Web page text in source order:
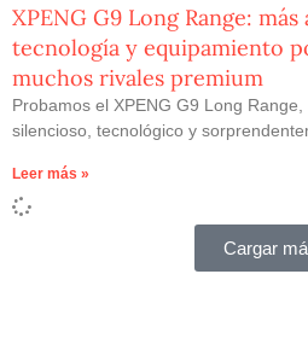
XPENG G9 Long Range:
tecnología y equipamiento
muchos rivales premium
Probamos el XPENG G9 Long
silencioso, tecnológico y
Leer más »
Cargar